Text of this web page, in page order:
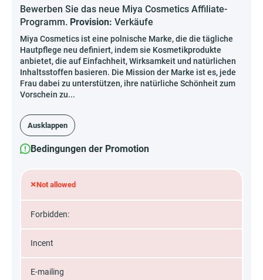
Bewerben Sie das neue Miya Cosmetics Affiliate-
Programm. Provision: Verkäufe
Miya Cosmetics ist eine polnische Marke, die die tägliche
Hautpflege neu definiert, indem sie Kosmetikprodukte
anbietet, die auf Einfachheit, Wirksamkeit und natürlichen
Inhaltsstoffen basieren. Die Mission der Marke ist es, jede
Frau dabei zu unterstützen, ihre natürliche Schönheit zum
Vorschein zu...
Ausklappen
Bedingungen der Promotion
×Not allowed
Forbidden:
Incent
E-mailing